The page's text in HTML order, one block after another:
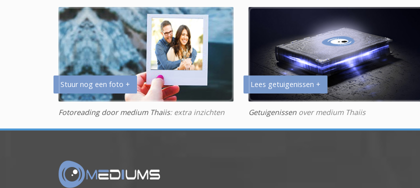
Stuur nog een foto +
Fotoreading door medium Thaiis: extra inzichten
Lees getuigenissen +
Getuigenissen over medium Thaiis